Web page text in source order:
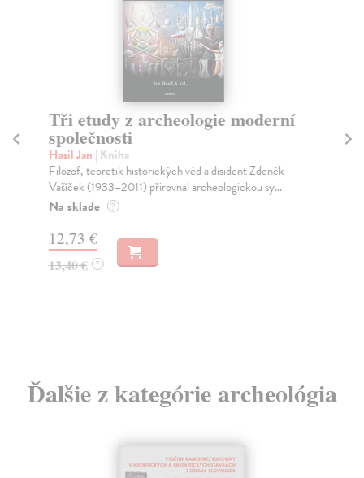
Tři etudy z archeologie moderní
společnosti
Hasil Jan | Kniha
Filozof, teoretik historických věd a disident Zdeněk
Vašíček (1933–2011) přirovnal archeologickou sy...
Na sklade ?
12,73 €
13,40 € ?
Ďalšie z kategórie archeológia